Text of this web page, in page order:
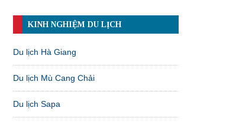
KINH NGHIỆM DU LỊCH
Du lịch Hà Giang
Du lịch Mù Cang Chải
Du lịch Sapa